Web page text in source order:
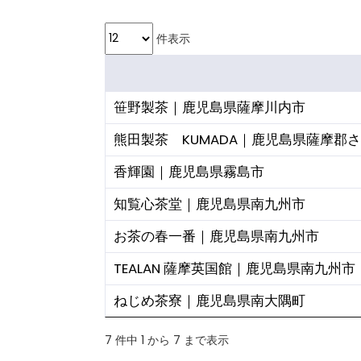
件表示
笹野製茶｜鹿児島県薩摩川内市
熊田製茶 KUMADA｜鹿児島県薩摩郡
香輝園｜鹿児島県霧島市
知覧心茶堂｜鹿児島県南九州市
お茶の春一番｜鹿児島県南九州市
TEALAN 薩摩英国館｜鹿児島県南九州市
ねじめ茶寮｜鹿児島県南大隅町
7 件中 1 から 7 まで表示